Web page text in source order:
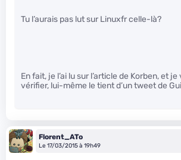
Tu l’aurais pas lut sur Linuxfr celle-là?
En fait, je l’ai lu sur l’article de Korben, et je
vérifier, lui-même le tient d’un tweet de
Florent_ATo
Le 17/03/2015 à 19h49